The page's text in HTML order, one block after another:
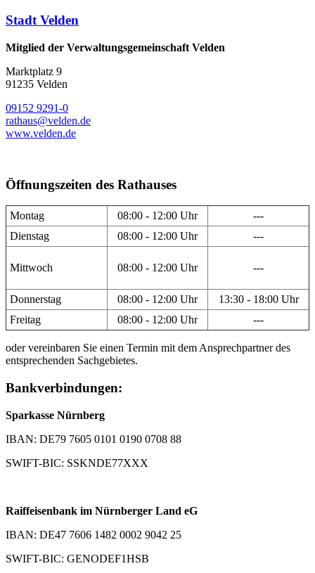
Stadt Velden
Mitglied der Verwaltungsgemeinschaft Velden
Marktplatz 9
91235 Velden
09152 9291-0
rathaus@velden.de
www.velden.de
Öffnungszeiten des Rathauses
Montag 08:00 - 12:00 Uhr
---
Dienstag
08:00 - 12:00 Uhr ---
Mittwoch 08:00 - 12:00 Uhr ---
Donnerstag 08:00 - 12:00 Uhr
13:30 - 18:00 Uhr
Freitag
08:00 - 12:00 Uhr ---
oder vereinbaren Sie einen Termin mit dem Ansprechpartner des
entsprechenden Sachgebietes.
Bankverbindungen:
Sparkasse Nürnberg
IBAN: DE79 7605 0101 0190 0708 88
SWIFT-BIC: SSKNDE77XXX
Raiffeisenbank im Nürnberger Land eG
IBAN: DE47 7606 1482 0002 9042 25
SWIFT-BIC: GENODEF1HSB